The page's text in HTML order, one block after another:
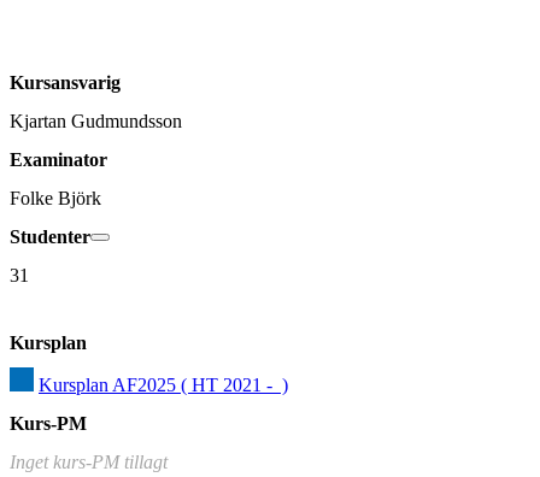
Kursansvarig
Kjartan Gudmundsson
Examinator
Folke Björk
Studenter
31
Kursplan
Kursplan AF2025 ( HT 2021 -  )
Kurs-PM
Inget kurs-PM tillagt